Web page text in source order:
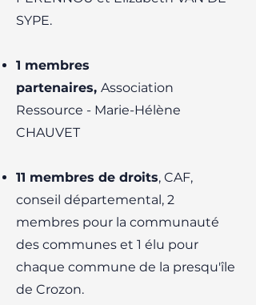
SYPE.
1 membres
partenaires, Association
Ressource - Marie-Hélène
CHAUVET
11 membres de droits, CAF,
conseil départemental, 2
membres pour la communauté
des communes et 1 élu pour
chaque commune de la presqu'île
de Crozon.